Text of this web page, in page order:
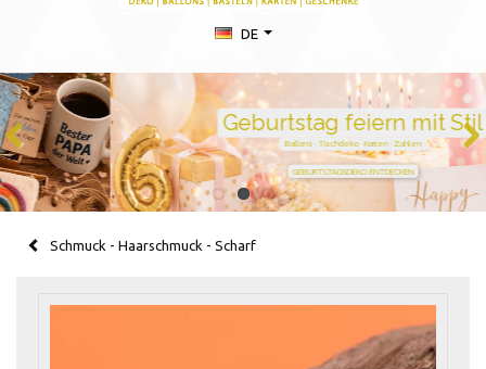
DE
Geburtstag feiern mit Stil
Ballons · Tischdeko · Karten · Zahlen
GEBURTSTAGSDEKO ENTDECKEN
Schmuck - Haarschmuck - Scharf